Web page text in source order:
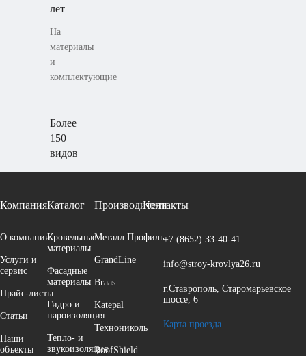
лет
На
материалы
и
комплектующие
Более
150
видов
материалов
комплектующих
Компания
О компании
Услуги и
сервис
Прайс-листы
Cтатьи
Наши
объекты
Каталог
Кровельные
материалы
Фасадные
материалы
Гидро и
пароизоляция
Тепло- и
звукоизоляция
Производители
Металл Профиль
GrandLine
Braas
Katepal
Технониколь
RoofShield
Контакты
+7 (8652) 33-40-41
info@stroy-krovlya26.ru
г.Ставрополь, Старомарьевское
шоссе, 6
Карта проезда